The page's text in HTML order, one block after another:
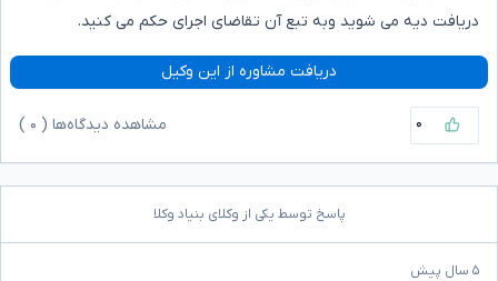
دریافت دیه می شوید وبه تبع آن تقاضای اجرای حکم می کنید.
دریافت مشاوره از این وکیل
۰ مشاهده دیدگاه‌ها ( ۰
پاسخ توسط یکی از وکلای بنیاد وکلا
۵ سال پیش